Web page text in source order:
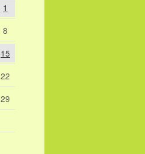
1
8
15
22
29